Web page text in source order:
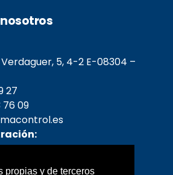
propias y de terceros
5, 4-2 E-08304 –
27
76 09